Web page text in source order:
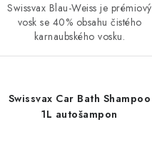
Swissvax Blau-Weiss je prémiový
vosk se 40% obsahu čistého
karnaubského vosku.
Swissvax Car Bath Shampoo
1L autošampon